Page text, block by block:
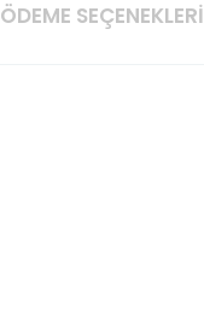
ÖDEME SEÇENEKLERI